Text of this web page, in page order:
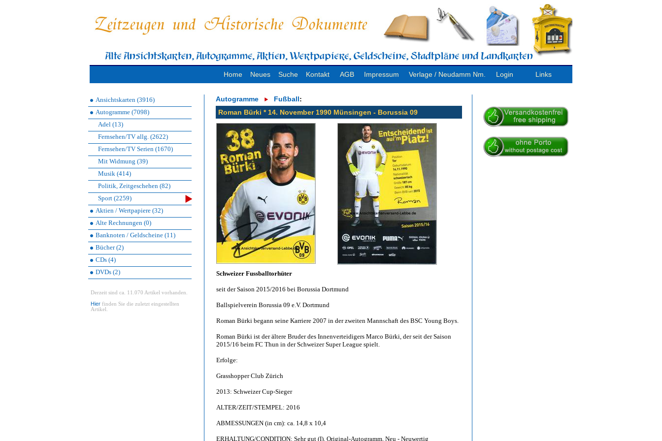
Home Neues Suche Kontakt AGB Impressum Verlage / Neudamm Nm. Login Links
Ansichtskarten (3916)
Autogramme (7098)
Adel (13)
Fernsehen/TV allg. (2622)
Fernsehen/TV Serien (1670)
Mit Widmung (39)
Musik (414)
Politik, Zeitgeschehen (82)
Sport (2259)
Aktien / Wertpapiere (32)
Alte Rechnungen (0)
Banknoten / Geldscheine (11)
Bücher (2)
CDs (4)
DVDs (2)
Derzeit sind ca. 11.070 Artikel vorhanden.
Hier finden Sie die zuletzt eingestellten
Artikel.
Autogramme Fußball:
Roman Bürki * 14. November 1990 Münsingen - Borussia 09
Schweizer Fussballtorhüter
seit der Saison 2015/2016 bei Borussia Dortmund
Ballspielverein Borussia 09 e.V. Dortmund
Roman Bürki begann seine Karriere 2007 in der zweiten Mannschaft des BSC Young Boys.
Roman Bürki ist der ältere Bruder des Innenverteidigers Marco Bürki, der seit der Saison
2015/16 beim FC Thun in der Schweizer Super League spielt.
Erfolge:
Grasshopper Club Zürich
2013: Schweizer Cup-Sieger
ALTER/ZEIT/STEMPEL: 2016
ABMESSUNGEN (in cm): ca. 14,8 x 10,4
ERHALTUNG/CONDITION: Sehr gut (I). Original-Autogramm, Neu - Neuwertig